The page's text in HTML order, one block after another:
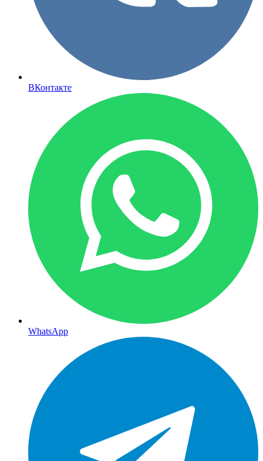
ВКонтакте
WhatsApp